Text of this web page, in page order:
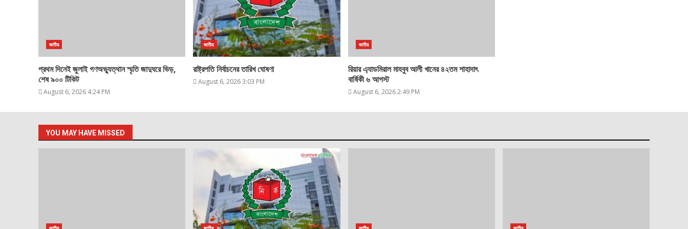
জাতীয়
প্রথম দিনেই জুলাই গণঅভ্যুত্থান স্মৃতি জাদুঘরে ভিড়,
শেষ ৯০০ টিকিট
August 6, 2026 4:24 PM
জাতীয়
রাষ্ট্রপতি নির্বাচনের তারিখ ঘোষণা
August 6, 2026 3:03 PM
জাতীয়
রিয়ার এ্যাডমিরাল মাহবুব আলী খানের ৪২তম শাহাদাৎ
বার্ষিকী ৬ আগস্ট
August 6, 2026 2:49 PM
YOU MAY HAVE MISSED